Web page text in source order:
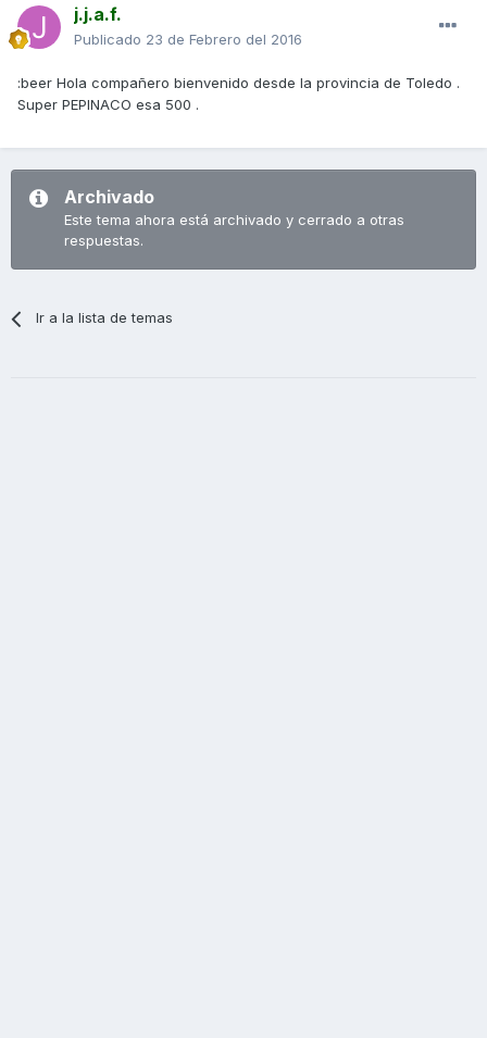
j.j.a.f.
Publicado 23 de Febrero del 2016
:beer Hola compañero bienvenido desde la provincia de Toledo .
Super PEPINACO esa 500 .
Archivado
Este tema ahora está archivado y cerrado a otras
respuestas.
Ir a la lista de temas